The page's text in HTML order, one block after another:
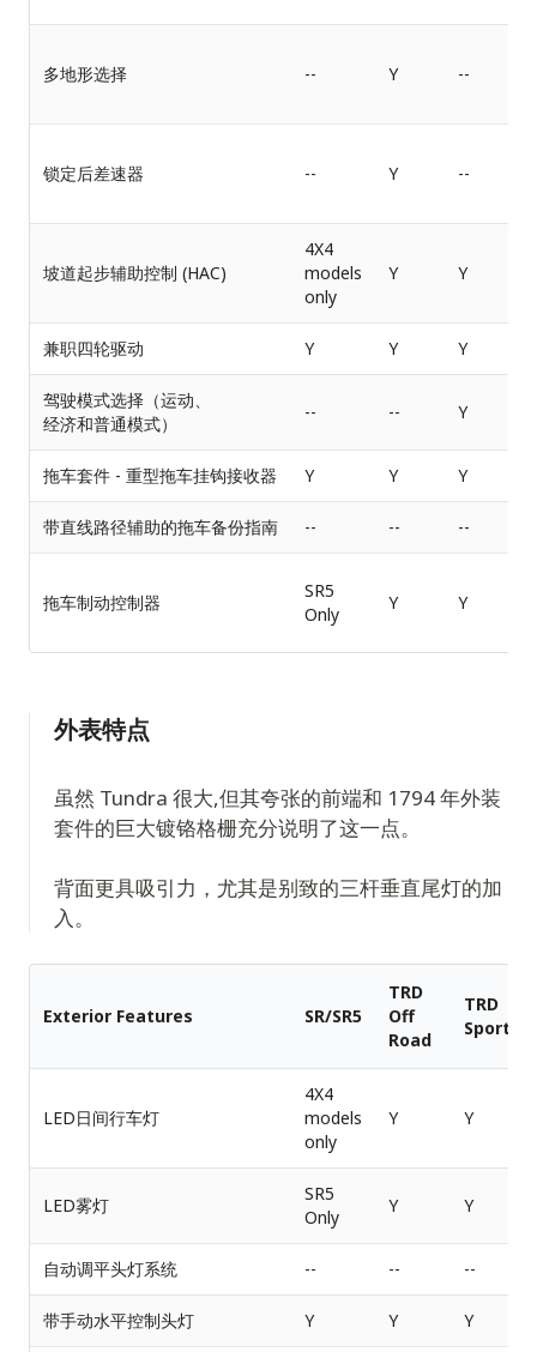
多地形选择 -- Y --
锁定后差速器 -- Y --
坡道起步辅助控制 (HAC)
4X4
models
only
Y Y
兼职四轮驱动 Y Y Y
驾驶模式选择（运动、
经济和普通模式）
-- -- Y
拖车套件 - 重型拖车挂钩接收器 Y Y Y
带直线路径辅助的拖车备份指南 -- -- --
拖车制动控制器
SR5
Only
Y Y
外表特点
虽然 Tundra 很大,但其夸张的前端和 1794 年外装
套件的巨大镀铬格栅充分说明了这一点。
背面更具吸引力，尤其是别致的三杆垂直尾灯的加
入。
Exterior Features SR/SR5
TRD
Off
Road
TRD
Sport
LED日间行车灯
4X4
models
only
Y Y
LED雾灯
SR5
Only
Y Y
自动调平头灯系统 -- -- --
带手动水平控制头灯 Y Y Y